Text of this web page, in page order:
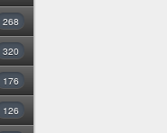
268
320
176
126